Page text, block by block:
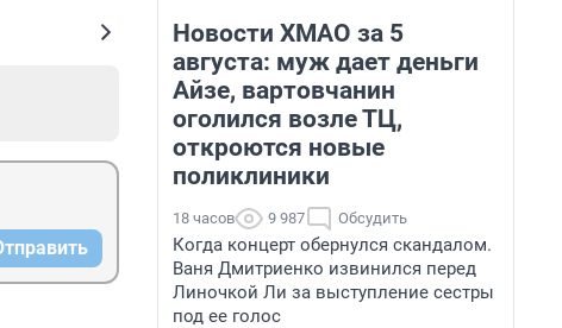
Новости ХМАО за 5
августа: муж дает деньги
Айзе, вартовчанин
оголился возле ТЦ,
откроются новые
поликлиники
18 часов 9 987 Обсудить
Когда концерт обернулся скандалом.
Ваня Дмитриенко извинился перед
Линочкой Ли за выступление сестры
под ее голос